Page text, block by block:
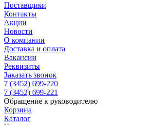
Поставщики
Контакты
Акции
Новости
О компании
Доставка и оплата
Вакансии
Реквизиты
Заказать звонок
7 (3452) 699-220
7 (3452) 699-221
Обращение к руководителю
Корзина
Каталог